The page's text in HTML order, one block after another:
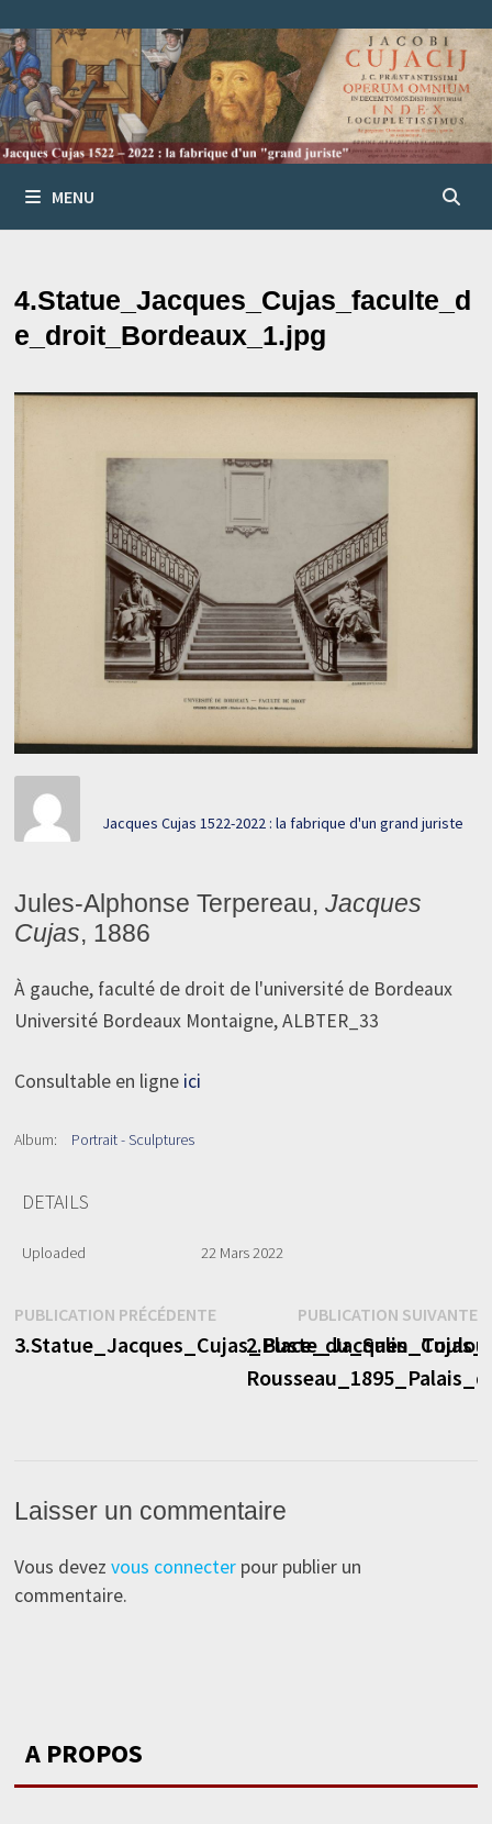
au
contenu
MENU
4.Statue_Jacques_Cujas_faculte_d
e_droit_Bordeaux_1.jpg
Jacques Cujas 1522-2022 : la fabrique d'un grand juriste
Jules-Alphonse Terpereau, Jacques
Cujas, 1886
À gauche, faculté de droit de l'université de Bordeaux
Université Bordeaux Montaigne, ALBTER_33
Consultable en ligne ici
Album: Portrait - Sculptures
DETAILS
Uploaded 22 Mars 2022
Navigation
de
PUBLICATION PRÉCÉDENTEPublication
précédente :
PUBLICATION SUIVANTE
Laisser un commentaire
Vous devez vous connecterpour publier un
commentaire.
A PROPOS